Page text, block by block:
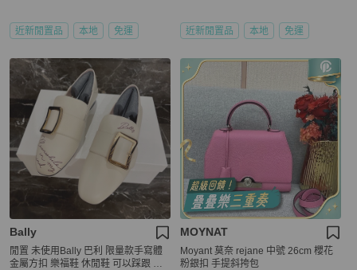
近新閒置品 本地 免運 近新閒置品 本地 免運
Bally
閒置 未使用Bally 巴利 限量款手寫體
金屬方扣 樂福鞋 休閒鞋 可以踩跟 氣
MOYNAT
Moyant 莫奈 rejane 中號 26cm 櫻花
粉銀扣 手提斜挎包